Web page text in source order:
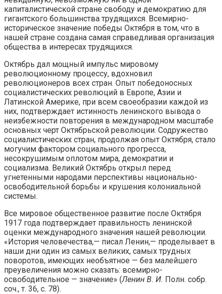
капиталистической стране свободу и демократию для
гигантского большинства трудящихся. Всемирно-
историческое значение победы Октября в том, что в
нашей стране создана самая справедливая организация
общества в интересах трудящихся.
Октябрь дал мощный импульс мировому
революционному процессу, вдохновил
революционеров всех стран. Опыт победоносных
социалистических революций в Европе, Азии и
Латинской Америке, при всем своеобразии каждой из
них, подтверждает истинность ленинского вывода о
неизбежности повторения в международном масштабе
основных черт Октябрьской революции. Содружество
социалистических стран, продолжая опыт Октября, стало
могучим фактором социального прогресса,
несокрушимым оплотом мира, демократии и
социализма. Великий Октябрь открыл перед
угнетенными народами перспективы национально-
освободительной борьбы и крушения колониальной
системы.
Все мировое общественное развитие после Октября
1917 года подтверждает правильность ленинской
оценки международного значения нашей революции.
«История человечества,— писал Ленин,— проделывает в
наши дни один из самых великих, самых трудных
поворотов, имеющих необъятное — без малейшего
преувеличения можно сказать: всемирно-
освободительное — значение» (Ленин В. И. Полн. собр.
соч., т. 36, с. 78).